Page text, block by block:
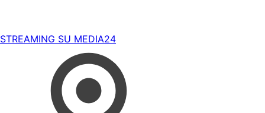
STREAMING SU MEDIA24